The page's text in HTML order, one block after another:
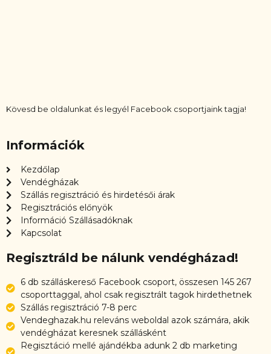
Kövesd be oldalunkat és legyél Facebook csoportjaink tagja!
Információk
Kezdőlap
Vendégházak
Szállás regisztráció és hirdetésői árak
Regisztrációs előnyök
Információ Szállásadóknak
Kapcsolat
Regisztráld be nálunk vendégházad!
6 db szálláskereső Facebook csoport, összesen 145 267
csoporttaggal, ahol csak regisztrált tagok hirdethetnek
Szállás regisztráció 7-8 perc
Vendeghazak.hu releváns weboldal azok számára, akik
vendégházat keresnek szállásként
Regisztáció mellé ajándékba adunk 2 db marketing